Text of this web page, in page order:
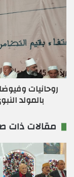
روحانيات
بالمولد
مقالات ذات